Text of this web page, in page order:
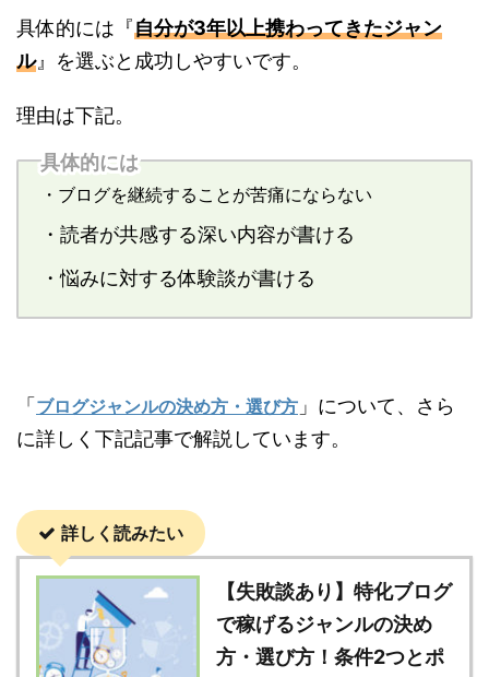
具体的には『自分が3年以上携わってきたジャン
ル』を選ぶと成功しやすいです。
理由は下記。
具体的には
・ブログを継続することが苦痛にならない
・読者が共感する深い内容が書ける
・悩みに対する体験談が書ける
「 ブログジャンルの決め方・選び方 」について、さら
に詳しく下記記事で解説しています。
詳しく読みたい
【失敗談あり】特化ブログ
で稼げるジャンルの決め
方・選び方！条件2つとポ